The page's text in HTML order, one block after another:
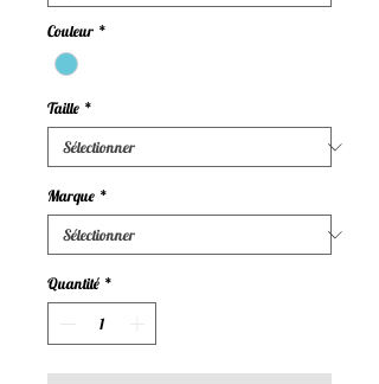
Couleur *
Taille *
Marque *
Quantité *